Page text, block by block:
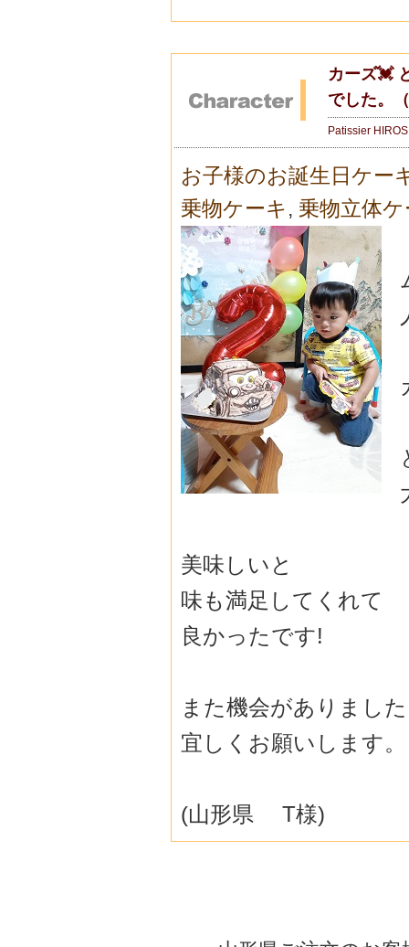
カーズ💓
でした。
Patissier
お子様のお誕生日ケー
乗物ケーキ , 乗物立体
美味しいと
味も満足してくれて
良かったです!
また機会がありまし
宜しくお願いします。
(山形県 T様)